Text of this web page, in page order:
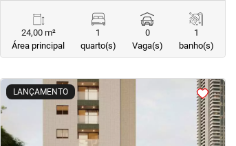
24,00 m²
Área principal
1
quarto(s)
0
Vaga(s)
1
banho(s)
LANÇAMENTO
<<<